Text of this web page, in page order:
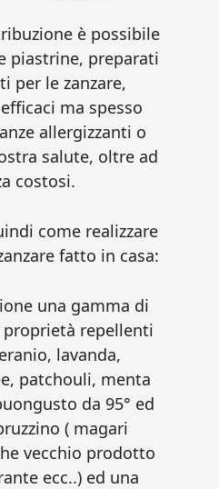
è possibile
piastrine, preparati
per le zanzare,
ma spesso
allergizzanti o
salute, oltre ad
costosi.
come realizzare
fatto in casa:
una gamma di
proprietà repellenti
lavanda,
patchouli, menta
da 95° ed
( magari
vecchio prodotto
ecc..) ed una